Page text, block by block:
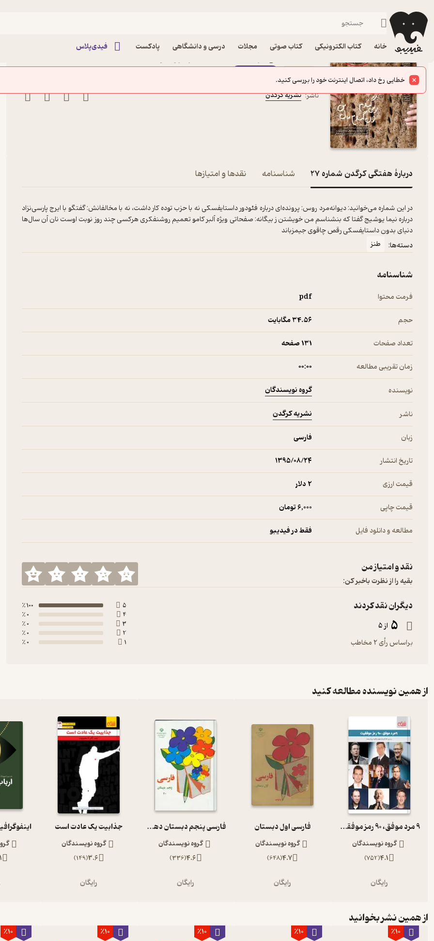
خانه کتاب الکترونیکی کتاب صوتی مجلات درسی و دانشگاهی پادکست فیدی‌پلاس
فیدیبو مجله و نشریه
نویسنده: گروه نویسندگان
ناشر: نشریه کرگدن
دربارۀ هفتگی کرگدن شماره 27 شناسنامه نقدها و امتیازها
در این شماره می‌خوانید: دیوانه‌مرد روس: پرونده‌ای درباره فئودور داستایفسکی نه با حزب توده کار داشت، نه با مخالفانش: گفتگو با ایرج پارسی‌نزاد
درباره نیما یوشیج گفتا که بنشناسم من خویشتن ز بیگانه: صفحاتی ویژه آلبر کامو تعمیم روشنفکری هرکسی چند روز نوبت اوست نان آن سال‌ها
دنیای بدون داستایفسکی رقص چاقوی جیمزباند
دسته‌ها: طنز
شناسنامه
فرمت محتوا pdf
حجم 34.۵۶ مگابایت
تعداد صفحات 131 صفحه
زمان تقریبی مطالعه ۰۰:۰۰
نویسنده گروه نویسندگان
ناشر نشریه کرگدن
زبان فارسی
تاریخ انتشار ۱۳۹۵/۰۸/۲۴
قیمت ارزی 2 دلار
قیمت چاپی 6,000 تومان
مطالعه و دانلود فایل فقط در فیدیبو
نقد و امتیاز من
بقیه را از نظرت باخبر کن:
دیگران نقد کردند
5 از 5
براساس رأی 2 مخاطب
5
100 ٪
4
0 ٪
3
0 ٪
2
0 ٪
1
0 ٪
از همین نویسنده مطالعه کنید
9 مرد موفق، 90 رمز موفقیت
گروه نویسندگان
4.1
(
752
)
رایگان
فارسی اول دبستان
گروه نویسندگان
4.7
(
648
)
رایگان
فارسی پنجم دبستان دهه 60
گروه نویسندگان
4.6
(
336
)
رایگان
جذابیت یک عادت است
گروه نویسندگان
3.6
(
149
)
رایگان
از همین نشر بخوانید
٪10 ٪10 ٪10 ٪10 ٪10
خطایی رخ داد، اتصال اینترنت خود را بررسی کنید.